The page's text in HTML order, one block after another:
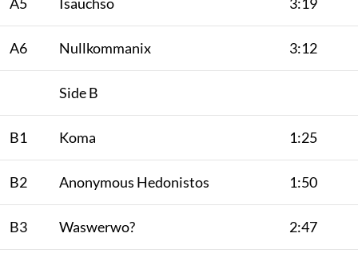
A6 Nullkommanix 3:12
Side B
B1 Koma 1:25
B2 Anonymous Hedonistos 1:50
B3 Waswerwo? 2:47